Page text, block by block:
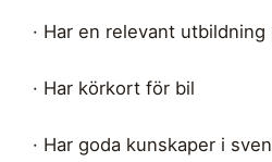
· Har en relevant
· Har körkort för bil
· Har goda kunskaper i